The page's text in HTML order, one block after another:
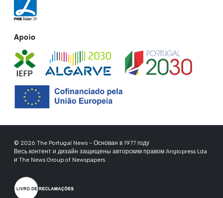
Apoio
© 2026 The Portugal News - Основан в 1977 году
Весь контент и дизайн защищены авторским правом Anglopress Lda
и The News Group of Newspapers.